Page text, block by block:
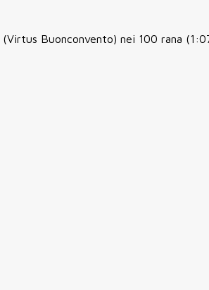
(Virtus Buonconvento) nei 100 rana